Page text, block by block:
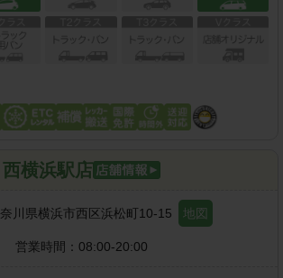
西横浜駅店
川県横浜市西区浜松町10-15 地図
営業時間： 08:00-20:00